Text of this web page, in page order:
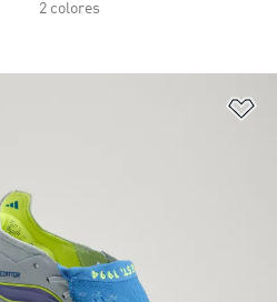
2 colores